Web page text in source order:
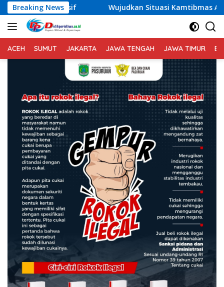
Langsung
ke
konten
Breaking News
Wujudkan Situasi Kamtibmas Aman dan Kondusif,
ACEH SUMUT JAKARTA JAWA TENGAH JAWA TIMUR